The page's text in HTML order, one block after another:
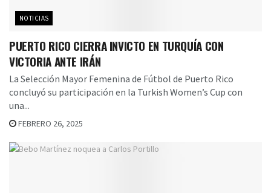
NOTICIAS
PUERTO RICO CIERRA INVICTO EN TURQUÍA CON
VICTORIA ANTE IRÁN
La Selección Mayor Femenina de Fútbol de Puerto Rico
concluyó su participación en la Turkish Women’s Cup con
una...
FEBRERO 26, 2025